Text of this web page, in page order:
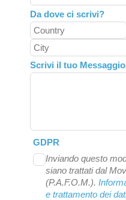
Da dove ci scrivi?
Scrivi il tuo Messaggio
GDPR
Inviando questo
siano trattati dal
(P.A.F.O.M.).
e trattamento dei